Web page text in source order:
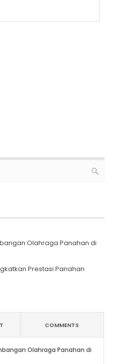
Olahraga Panahan di
Prestasi Panahan
COMMENTS
Olahraga Panahan di